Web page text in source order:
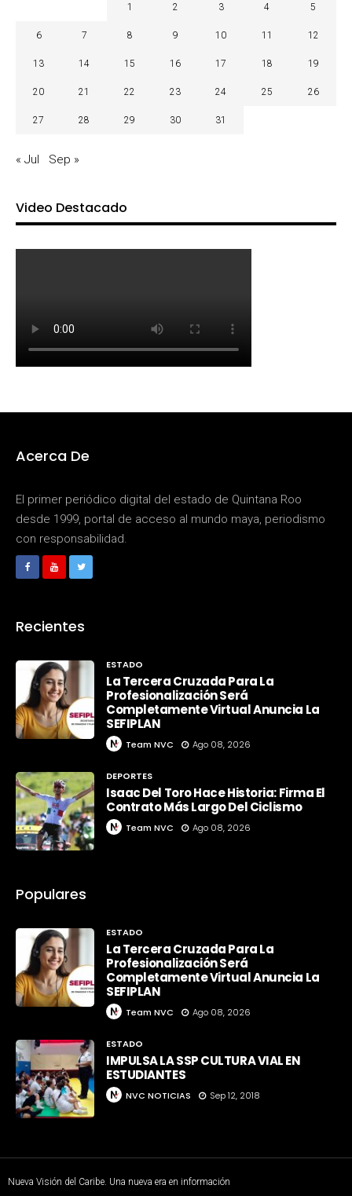
1 2 3 4 5
6 7 8 9 10 11 12
13 14 15 16 17 18 19
20 21 22 23 24 25 26
27 28 29 30 31
« Jul Sep »
Video Destacado
Acerca De
El primer periódico digital del estado de Quintana Roo
desde 1999, portal de acceso al mundo maya, periodismo
con responsabilidad.
Recientes
ESTADO
La Tercera Cruzada Para La
Profesionalización Será
Completamente Virtual Anuncia La
SEFIPLAN
Team NVC Ago 08, 2026
DEPORTES
Isaac Del Toro Hace Historia: Firma El
Contrato Más Largo Del Ciclismo
Team NVC Ago 08, 2026
Populares
ESTADO
La Tercera Cruzada Para La
Profesionalización Será
Completamente Virtual Anuncia La
SEFIPLAN
Team NVC Ago 08, 2026
ESTADO
IMPULSA LA SSP CULTURA VIAL EN
ESTUDIANTES
NVC NOTICIAS Sep 12, 2018
Nueva Visión del Caribe. Una nueva era en información